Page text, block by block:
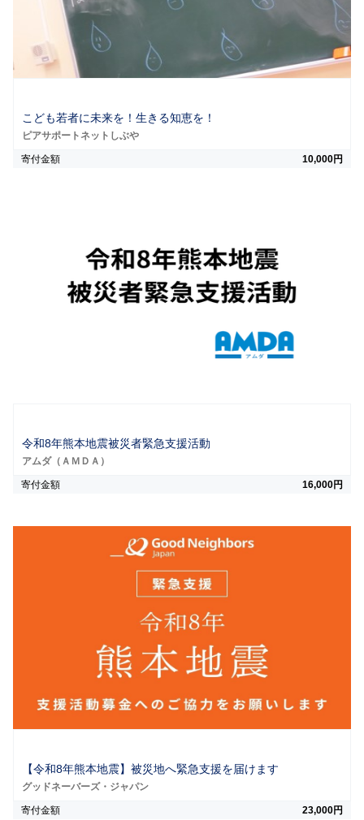
こども若者に未来を！生きる知恵を！
ピアサポートネットしぶや
寄付金額 10,000円
令和8年熊本地震被災者緊急支援活動
アムダ（ＡＭＤＡ）
寄付金額 16,000円
【令和8年熊本地震】被災地へ緊急支援を届けます
グッドネーバーズ・ジャパン
寄付金額 23,000円